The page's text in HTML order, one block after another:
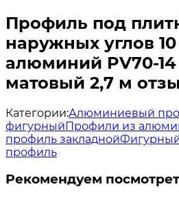
Профиль под
наружных углов
алюминий PV70-
матовый 2,7 м
Категории:Алюминиевый
фигурныйПрофили из
профиль закладной
профиль
Рекомендуем